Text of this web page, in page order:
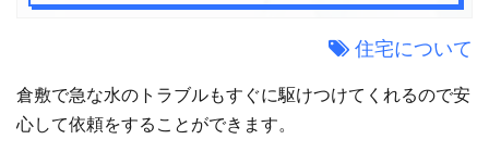
住宅について
倉敷で急な水のトラブルもすぐに駆けつけてくれるので安
心して依頼をすることができます。